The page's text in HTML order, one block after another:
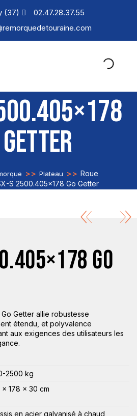
(37)
02.47.28.37.55
>> Plateau >> Roue
S 2500.405×178 Go Getter
GO
Getter allie robustesse
étendu, et polyvalence
aux exigences des utilisateurs les
2500 kg
178 × 30 cm
en acier galvanisé à chaud,